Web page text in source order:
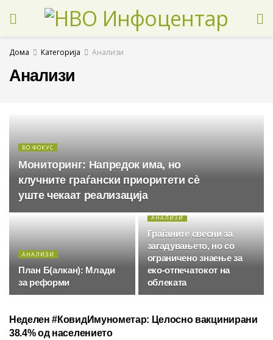
Дома Категорија Анализи
Анализи
ВО ФОКУС
Мониторинг: Напредок има, но
клучните граѓански приоритети сè
уште чекаат реализација
АНАЛИЗИ
План Б(алкан): Млади
за реформи
АНАЛИЗИ
Граѓаните свесни за
загадувањето, но со
ограничено знаење за
еко-отпечатокот на
облеката
ПРОЕКТ - КОВИД
ИМУНОМЕТАР
Неделен #КовидИмунометар: Целосно вакцинирани
38.4% од населението